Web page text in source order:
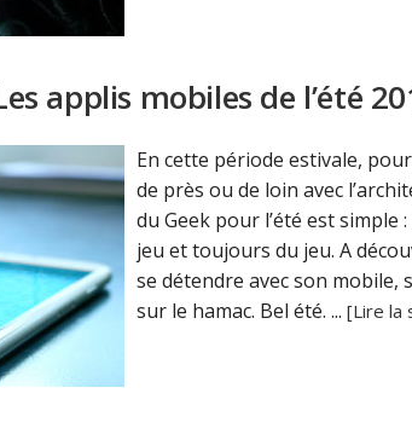
applis mobiles de l’été
En cette période estivale,
de près ou de loin avec
du Geek pour l’été est simple
jeu et toujours du jeu. A
se détendre avec son mobile,
sur le hamac. Bel été. ... [Lire la